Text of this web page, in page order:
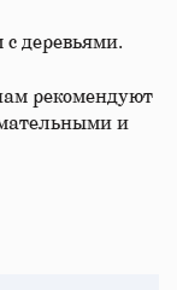
с деревьями.
рекомендуют
и